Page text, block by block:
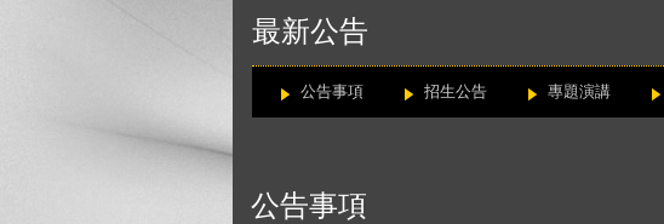
最新公告
公告事項 招生公告 專題演講
公告事項